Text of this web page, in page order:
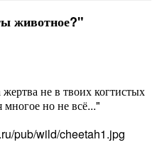
животное?"
не в твоих когтистых
многое но не всё..."
pub/wild/cheetah1.jpg